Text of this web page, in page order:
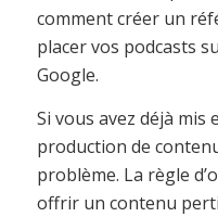
comment créer un
placer vos podcasts
Google.
Si vous avez déjà mis
production de
problème. La règle
offrir un contenu